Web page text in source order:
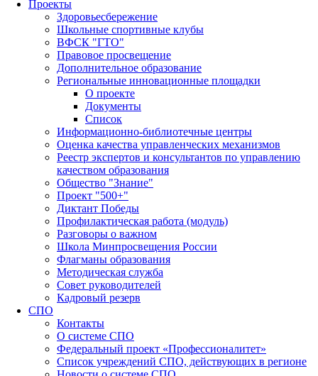
Проекты
Здоровьесбережение
Школьные спортивные клубы
ВФСК "ГТО"
Правовое просвещение
Дополнительное образование
Региональные инновационные площадки
О проекте
Документы
Список
Информационно-библиотечные центры
Оценка качества управленческих механизмов
Реестр экспертов и консультантов по управлению
качеством образования
Общество "Знание"
Проект "500+"
Диктант Победы
Профилактическая работа (модуль)
Разговоры о важном
Школа Минпросвещения России
Флагманы образования
Методическая служба
Совет руководителей
Кадровый резерв
СПО
Контакты
О системе СПО
Федеральный проект «Профессионалитет»
Список учреждений СПО, действующих в регионе